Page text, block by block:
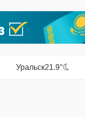
Уральск21.9°